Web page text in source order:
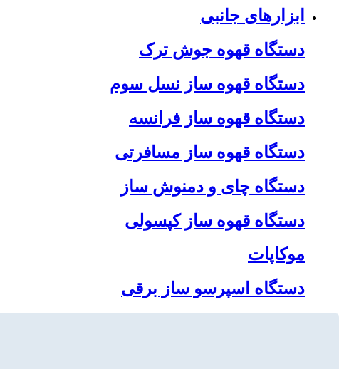
ابزارهای جانبی
دستگاه قهوه جوش ترک
دستگاه قهوه ساز نسل سوم
دستگاه قهوه ساز فرانسه
دستگاه قهوه ساز مسافرتی
دستگاه چای و دمنوش ساز
دستگاه قهوه ساز کپسولی
موکاپات
دستگاه اسپرسو ساز برقی